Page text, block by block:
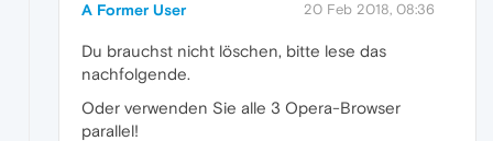
A Former User 20 Feb 2018, 08:36
Du brauchst nicht löschen, bitte lese das
nachfolgende.
Oder verwenden Sie alle 3 Opera-Browser
parallel!